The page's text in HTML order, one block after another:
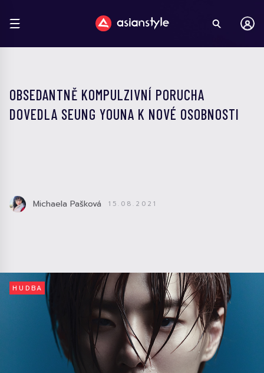
OBSEDANTNĚ KOMPULZIVNÍ PORUCHA
DOVEDLA SEUNG YOUNA K NOVÉ OSOBNOSTI
Michaela Pašková 15.08.2021
HUDBA